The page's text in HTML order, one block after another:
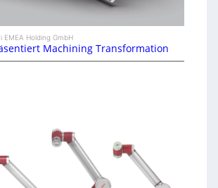
EMEA Holding GmbH
Machining Transformation